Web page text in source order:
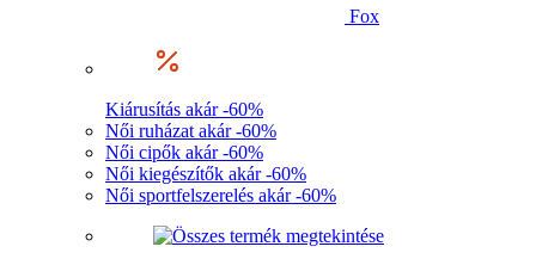
Fox
Kiárusítás akár -60%
Női ruházat akár -60%
Női cipők akár -60%
Női kiegészítők akár -60%
Női sportfelszerelés akár -60%